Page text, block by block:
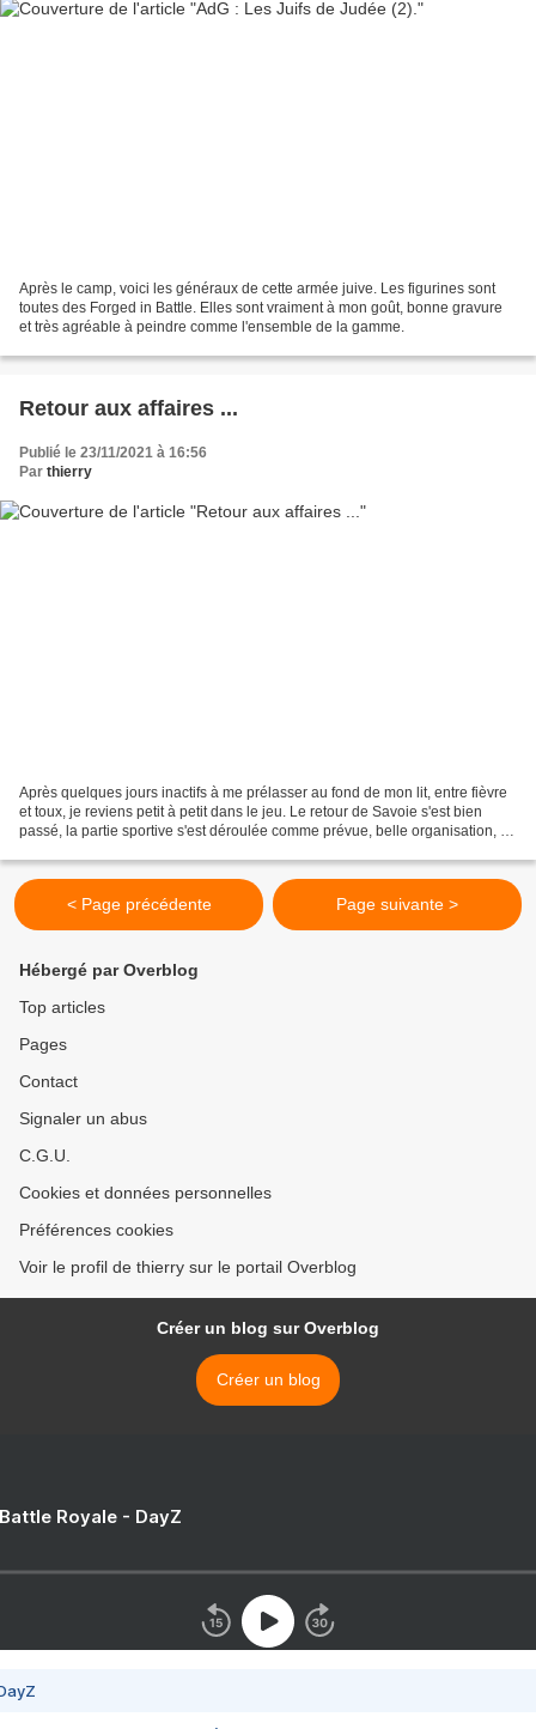
Après le camp, voici les généraux de cette armée juive. Les figurines sont
toutes des Forged in Battle. Elles sont vraiment à mon goût, bonne gravure
et très agréable à peindre comme l'ensemble de la gamme.
Retour aux affaires ...
Publié le 23/11/2021 à 16:56
Par thierry
Après quelques jours inactifs à me prélasser au fond de mon lit, entre fièvre
et toux, je reviens petit à petit dans le jeu. Le retour de Savoie s'est bien
passé, la partie sportive s'est déroulée comme prévue, belle organisation, de
< Page précédente Page suivante >
Hébergé par Overblog
Top articles
Pages
Contact
Signaler un abus
C.G.U.
Cookies et données personnelles
Préférences cookies
Voir le profil de thierry sur le portail Overblog
Créer un blog sur Overblog
Créer un blog
Royale - DayZ